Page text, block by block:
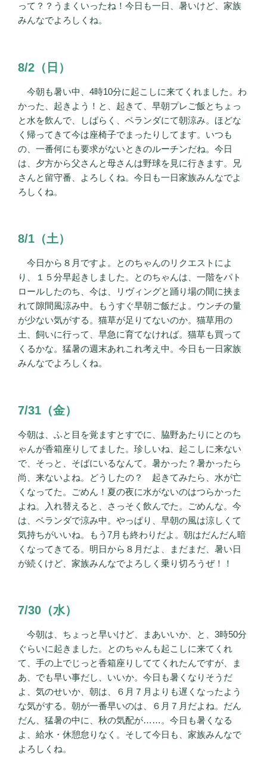
って？？うまくいったね！今日も一日、暑いけど、家族
みんなでよろしくね。
8/2（日）
今朝も暑い中、4時10分に起こしに来てくれました。わ
かった、起きよう！と、起きて、早朝プレご飯とちょっ
と水を飲んで、しばらく、ベランダにて朝涼み。ほどな
く帰ってきて今は座椅子でまったりしてます。いつも
の、一番何にも要求がないときのルーチンだね。今日
は、夕方から父さんと母さんは野球を見に行きます。兄
さんと留守番、よろしくね。今日も一日家族みんなでよ
ろしくね。
8/1（土）
今日から８月ですよ。とのちゃんのリクエストによ
り、１５分早起きしました。とのちゃんは、一階をパト
ロールしたのち、今は、リヴィングと踊り場の間に挟ま
れて隙間風涼み中。もうすぐ早朝ご飯だよ。ウンチの量
が少ない気がする。猫草が足りてないのか。猫草用の
土、飼いに行って、早急に育てなければ。猫草も買って
くるかな。猛暑の週末あれこれ考え中。今日も一日家族
みんなでよろしくね。
7/31（金）
今朝は、ふと目を覚ますとすでに、脇野あたりにとのち
ゃんが香箱座りしてました。珍しいね、起こしに来ない
で、そっと、そばにいるなんて。暑かった？暑かったら
尚、来ないよね。どうしたの？ 起きてみたら、水が亡
くなってた。ごめん！夏の夜に水がないのはつらかった
よね。入れ替えると、さっそく飲んでた。ごめんな。今
は、ベランダで涼み中。やっぱり、早朝の風は涼しくて
気持ちがいいね。もう7月も終わりだよ。朝はだんだん暗
くなってきてる。明日から８月だよ、まだまだ、暑い日
が続くけど、家族みんなでよろしく乗り切ろうぜ！！
7/30（水）
今朝は、ちょっと早いけど、まあいいか、と、3時50分
ぐらいに起きました。とのちゃんも起こしに来てくれ
て、手の上でじっと香箱座りしててくれたんですが、ま
あ、でも早い事だし、いいか。今日も暑くなりそうだ
よ、気のせいか、朝は、６月７月よりも遅くなったよう
な気がする。朝が一番早いのは、６月７月だよね。だん
だん、猛暑の中に、秋の気配が……。今日も暑くなる
よ、給水・休憩怠りなく。そして今日も、家族みんなで
よろしくね。